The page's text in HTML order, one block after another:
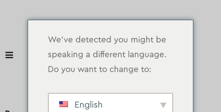
We've detected you might be
speaking a different language.
Do you want to change to:
English